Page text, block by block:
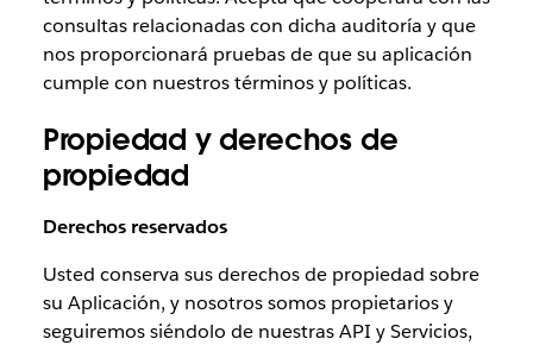
consultas relacionadas con dicha auditoría y que
nos proporcionará pruebas de que su aplicación
cumple con nuestros términos y políticas.
Propiedad y derechos de
propiedad
Derechos reservados
Usted conserva sus derechos de propiedad sobre
su Aplicación, y nosotros somos propietarios y
seguiremos siéndolo de nuestras API y Servicios,